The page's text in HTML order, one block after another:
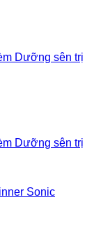
Dưỡng sên trị